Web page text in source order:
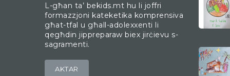
L-għan ta’ bekids.mt hu li joffri
formazzjoni kateketika komprensiva
għat-tfal u għall-adolexxenti li
qegħdin jippreparaw biex jirċievu s-
sagramenti.
AKTAR